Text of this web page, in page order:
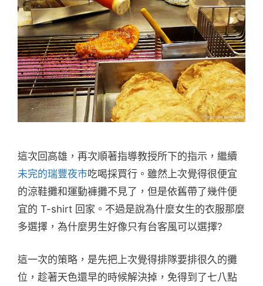
這次回高雄，再次順著指導教授所下的指示，繼續
未完的瑞豐夜市吃喝採買行。雖然上次覺得很便宜
的涼鞋攤和運動褲攤不見了，但是依舊帶了幾件便
宜的 T-shirt 回家。不過是說為什麼女生的衣服那麼
多選擇，為什麼男生好像只有台客風可以選擇?
這一次的策略，是先把上次覺得排隊要排很久的攤
位，趁著天色還早的時候解決掉，免得到了七八點